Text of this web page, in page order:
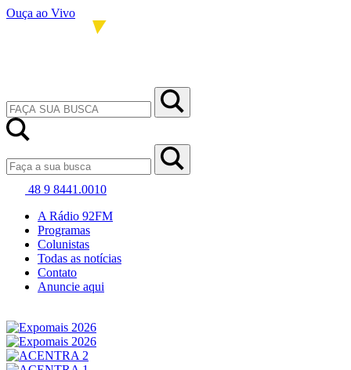
Ouça ao Vivo
48 9 8441.0010
A Rádio 92FM
Programas
Colunistas
Todas as notícias
Contato
Anuncie aqui